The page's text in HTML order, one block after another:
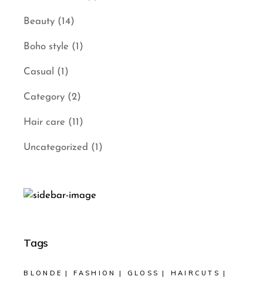
Beauty (14)
Boho style (1)
Casual (1)
Category (2)
Hair care (11)
Uncategorized (1)
Tags
BLONDE FASHION GLOSS HAIRCUTS